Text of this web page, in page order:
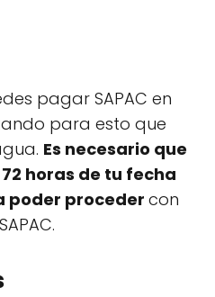
pagar SAPAC en
para esto que
Es necesario que
horas de tu fecha
poder proceder con